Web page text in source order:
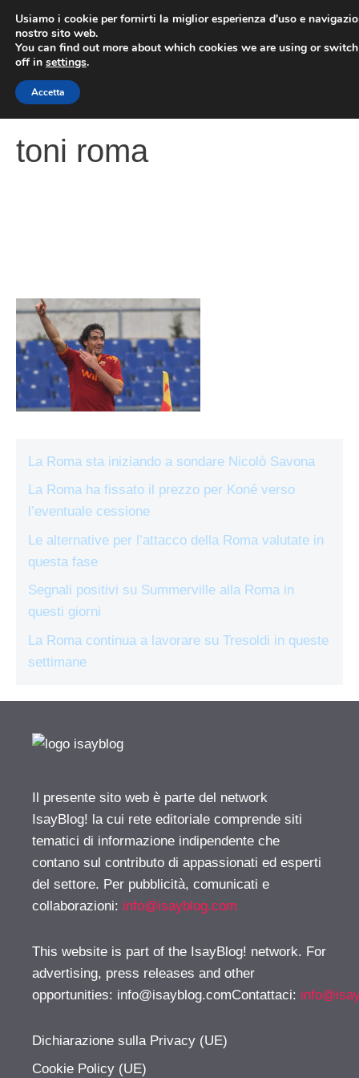
contenuto
toni roma
La Roma sta iniziando a sondare Nicolò Savona
La Roma ha fissato il prezzo per Koné verso
l’eventuale cessione
Le alternative per l’attacco della Roma valutate in
questa fase
Segnali positivi su Summerville alla Roma in
questi giorni
La Roma continua a lavorare su Tresoldi in queste
settimane
Il presente sito web è parte del network
IsayBlog! la cui rete editoriale comprende siti
tematici di informazione indipendente che
contano sul contributo di appassionati ed esperti
del settore. Per pubblicità, comunicati e
collaborazioni: info@isayblog.com
This website is part of the IsayBlog! network. For
advertising, press releases and other
opportunities: info@isayblog.comContattaci:
Dichiarazione sulla Privacy (UE)
Cookie Policy (UE)
Usiamo i cookie per fornirti la miglior esperienza d'uso e
nostro sito web.
You can find out more about which cookies we are using or
off in settings.
Accetta